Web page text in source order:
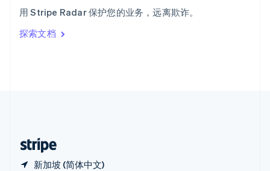
用 Stripe Radar 保护您的业务，远离欺诈。
探索文档
新加坡 (简体中文)
ItalianoEnglish
印度
English